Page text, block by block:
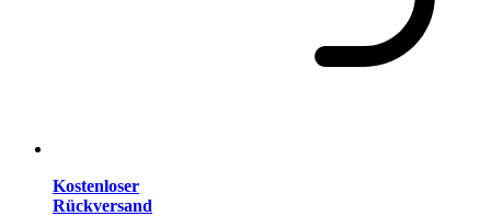
Kostenloser
Rückversand